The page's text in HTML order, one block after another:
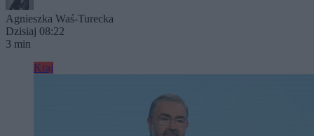
Agnieszka Waś-Turecka
Dzisiaj 08:22
3 min
Kraj